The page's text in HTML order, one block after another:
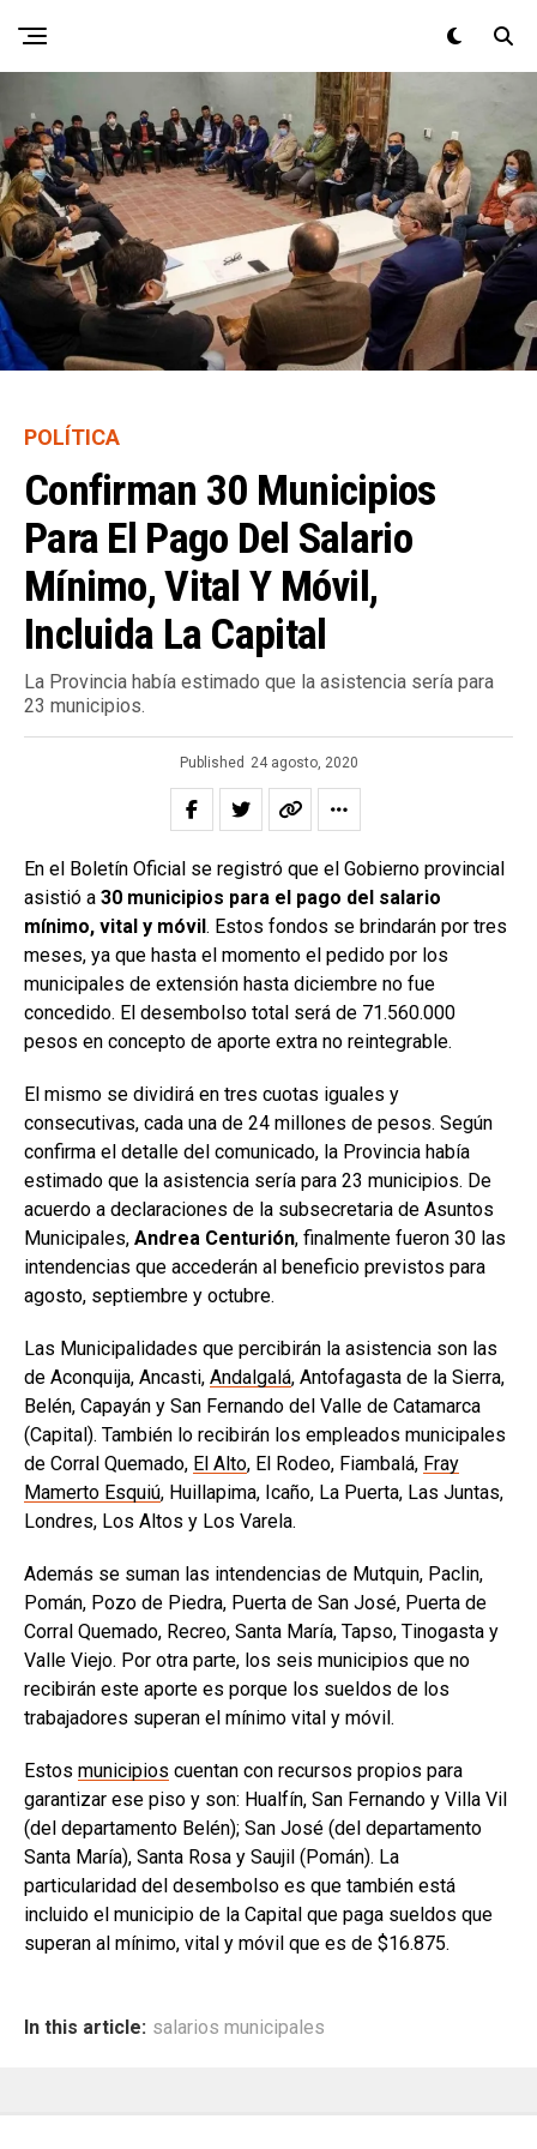
POLÍTICA
Confirman 30 Municipios
Para El Pago Del Salario
Mínimo, Vital Y Móvil,
Incluida La Capital
La Provincia había estimado que la asistencia sería para
23 municipios.
Published 24 agosto, 2020
En el Boletín Oficial se registró que el Gobierno provincial
asistió a 30 municipios para el pago del salario
mínimo, vital y móvil. Estos fondos se brindarán por tres
meses, ya que hasta el momento el pedido por los
municipales de extensión hasta diciembre no fue
concedido. El desembolso total será de 71.560.000
pesos en concepto de aporte extra no reintegrable.
El mismo se dividirá en tres cuotas iguales y
consecutivas, cada una de 24 millones de pesos. Según
confirma el detalle del comunicado, la Provincia había
estimado que la asistencia sería para 23 municipios. De
acuerdo a declaraciones de la subsecretaria de Asuntos
Municipales, Andrea Centurión, finalmente fueron 30 las
intendencias que accederán al beneficio previstos para
agosto, septiembre y octubre.
Las Municipalidades que percibirán la asistencia son las
de Aconquija, Ancasti, Andalgalá, Antofagasta de la Sierra,
Belén, Capayán y San Fernando del Valle de Catamarca
(Capital). También lo recibirán los empleados municipales
de Corral Quemado, El Alto, El Rodeo, Fiambalá, Fray
Mamerto Esquiú, Huillapima, Icaño, La Puerta, Las Juntas,
Londres, Los Altos y Los Varela.
Además se suman las intendencias de Mutquin, Paclin,
Pomán, Pozo de Piedra, Puerta de San José, Puerta de
Corral Quemado, Recreo, Santa María, Tapso, Tinogasta y
Valle Viejo. Por otra parte, los seis municipios que no
recibirán este aporte es porque los sueldos de los
trabajadores superan el mínimo vital y móvil.
Estos municipios cuentan con recursos propios para
garantizar ese piso y son: Hualfín, San Fernando y Villa Vil
(del departamento Belén); San José (del departamento
Santa María), Santa Rosa y Saujil (Pomán). La
particularidad del desembolso es que también está
incluido el municipio de la Capital que paga sueldos que
superan al mínimo, vital y móvil que es de $16.875.
In this article: salarios municipales